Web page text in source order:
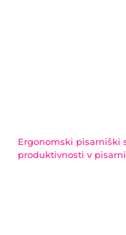
Ergonomski pisarniški
produktivnosti v pisarni